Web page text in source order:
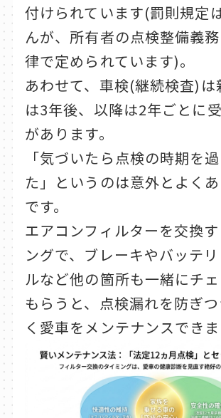
付けられています(罰則規定
んが、所有者の点検整備義
律で定められています)。
あわせて、車検(継続検査)は
は3年後、以降は2年ごとに
があります。
「気づいたら点検の時期を
た」というのは意外とよく
です。
エアコンフィルターを交換
ングで、ブレーキやバッテ
ルなど他の箇所も一緒にチ
もらうと、点検漏れを防ぎ
く愛車をメンテナンスできま